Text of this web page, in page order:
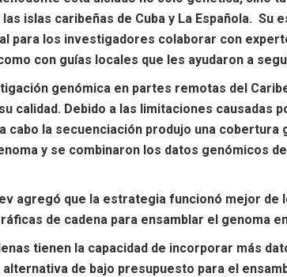
islas caribeñas de Cuba y La Española.
para los investigadores colaborar con
con guías locales que les ayudaron a
genómica en partes remotas del
calidad. Debido a las limitaciones causadas
cabo la secuenciación produjo una
y se combinaron los datos genómicos
agregó que la estrategia funcionó mejor de
de cadena para ensamblar el genoma
tienen la capacidad de incorporar más
de bajo presupuesto para el